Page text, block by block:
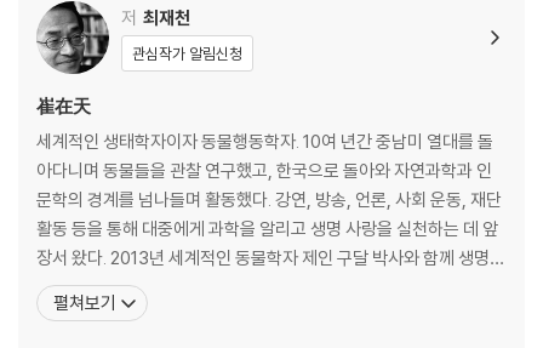
화살 중 49발을 명중시키고 1발은 허공으로 쏜 신궁(神弓) 정조의 일화
는 유명하다. 정조는 왜 1발을 비워둔 걸까. 여기에 ‘정조대왕의 리더십 코
드 5049’의 비밀이 숨어 있다.
[도서] 오늘부터의 세계 : 세계 석학 7인에게 코로나 이후 인류의 미래를
묻다
코로나19 이후 문명의 나침반은 어디를 가리킬 것인가 전 지구적 위기 한
복판에서 세계 석학 7인에게 던진 긴급한 질문 그들이 제안하는 7가지 문
명 전환 시나리오 2019년 12월 중국 우한에서 처음 보고된 바이러스가 전
감염자가 나타난 지역이 문을 닫아걸었고, 그다음은 아예 국경을 폐쇄했
금강산 신계사에서 비승비속의 생활│비구니와 함께 신계사를 떠나다│동
지 만나 일본
군 소부대 섬멸│산포수와 농민으로 의병대 조직│단양 이씨와 해후, 아들
과의 상봉
3장 산포수 의병장, 관북 지역 일본군 소탕전
산포수 의병부대 대장으로 뽑히다│일본군과 일진회원 가차 없이 처단│
일제, 가족 인질
삼아 회유작전 벌이다│부인은 옥사, 아들 양순은 전사│초기 산포수 의병
저 최재천
관심작가 알림신청
崔在天
세계적인 생태학자이자 동물행동학자. 10여 년간 중남미 열대를 돌
아다니며 동물들을 관찰 연구했고, 한국으로 돌아와 자연과학과 인
문학의 경계를 넘나들며 활동했다. 강연, 방송, 언론, 사회 운동, 재단
활동 등을 통해 대중에게 과학을 알리고 생명 사랑을 실천하는 데 앞
장서 왔다. 2013년 세계적인 동물학자 제인 구달 박사와 함께 생명다
양성재단을 설립했으며, 현재는 재단 이사장을 맡고 있다. 서울대학
교에서 동물학을 전공하고, 미국 펜실베이니아 주립대학교에서 생태
펼쳐보기